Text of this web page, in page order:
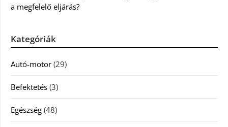
a megfelelő eljárás?
Kategóriák
Autó-motor (29)
Befektetés (3)
Egészség (48)